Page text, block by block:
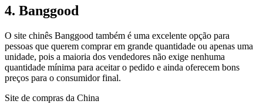
4. Banggood
O site chinês Banggood também é uma excelente opção para
pessoas que querem comprar em grande quantidade ou apenas uma
unidade, pois a maioria dos vendedores não exige nenhuma
quantidade mínima para aceitar o pedido e ainda oferecem bons
preços para o consumidor final.
Site de compras da China